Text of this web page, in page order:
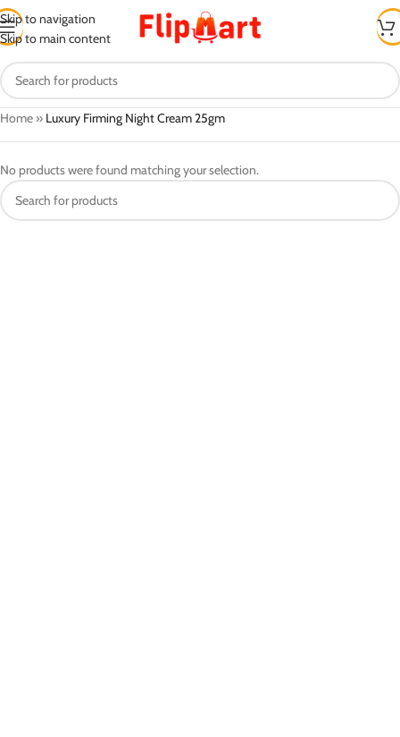
Skip to navigation
Skip to main content
Home » Luxury Firming Night Cream 25gm
No products were found matching your selection.